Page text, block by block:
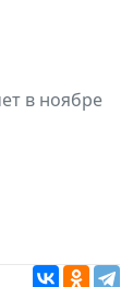
в ноябре